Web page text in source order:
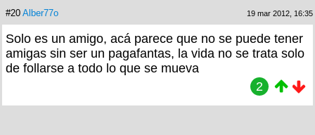
#20 Alber77o 19 mar 2012, 16:35
Solo es un amigo, acá parece que no se puede tener
amigas sin ser un pagafantas, la vida no se trata solo
de follarse a todo lo que se mueva
2